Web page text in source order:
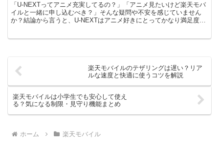
「U-NEXTってアニメ充実してるの？」「アニメ見たいけど楽天モバ
イルと一緒に申し込むべき？」そんな疑問や不安を感じていません
か？結論から言うと、U-NEXTはアニメ好きにとってかなり満足度の
楽天モバイルのテザリングは遅い？リア
ルな速度と快適に使うコツを解説
楽天モバイルは小学生でも安心して使え
る？気になる制限・見守り機能まとめ
ホーム 楽天モバイル